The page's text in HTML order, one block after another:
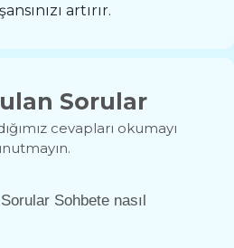
artırır.
Sorular
cevapları okumayı
Sohbete nasıl